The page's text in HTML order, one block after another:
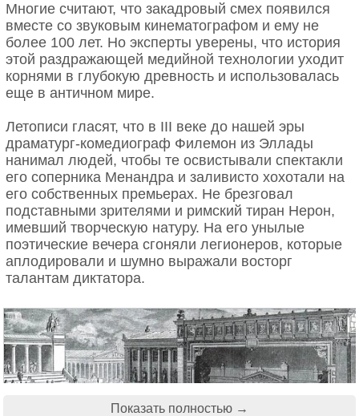
Многие считают, что закадровый смех появился
вместе со звуковым кинематографом и ему не
более 100 лет. Но эксперты уверены, что история
этой раздражающей медийной технологии уходит
корнями в глубокую древность и использовалась
еще в античном мире.
Летописи гласят, что в III веке до нашей эры
драматург-комедиограф Филемон из Эллады
нанимал людей, чтобы те освистывали спектакли
его соперника Менандра и заливисто хохотали на
его собственных премьерах. Не брезговал
подставными зрителями и римский тиран Нерон,
имевший творческую натуру. На его унылые
поэтические вечера сгоняли легионеров, которые
аплодировали и шумно выражали восторг
талантам диктатора.
Показать полностью →